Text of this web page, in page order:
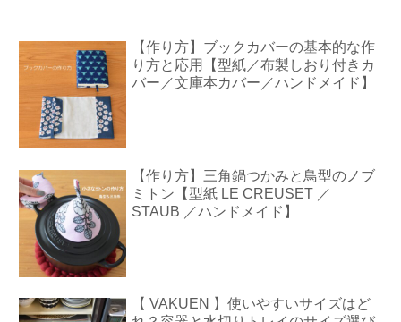
【作り方】ブックカバーの基本的な作
り方と応用【型紙／布製しおり付きカ
バー／文庫本カバー／ハンドメイド】
【作り方】三角鍋つかみと鳥型のノブ
ミトン【型紙 LE CREUSET ／
STAUB ／ハンドメイド】
【 VAKUEN 】使いやすいサイズはど